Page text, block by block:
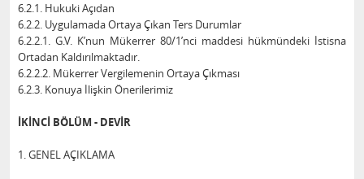
6.2.1. Hukuki Açıdan
6.2.2. Uygulamada Ortaya Çıkan Ters Durumlar
6.2.2.1. G.V. K’nun Mükerrer 80/1’nci maddesi hükmündeki İstisna
Ortadan Kaldırılmaktadır.
6.2.2.2. Mükerrer Vergilemenin Ortaya Çıkması
6.2.3. Konuya İlişkin Önerilerimiz
İKİNCİ BÖLÜM - DEVİR
1. GENEL AÇIKLAMA